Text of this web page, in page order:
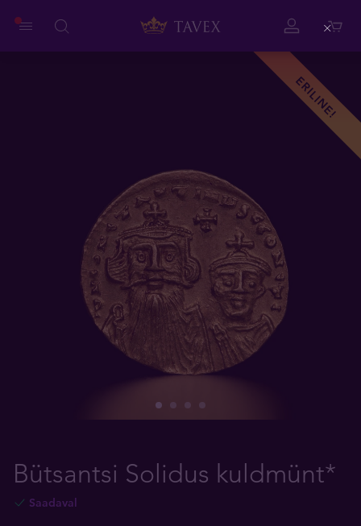
ERILINE!
Bütsantsi Solidus kuldmünt*
Saadaval
Close